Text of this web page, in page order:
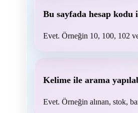
Bu sayfada hesap
Evet. Örneğin 10, 100, 102
Kelime ile arama
Evet. Örneğin alınan, stok,